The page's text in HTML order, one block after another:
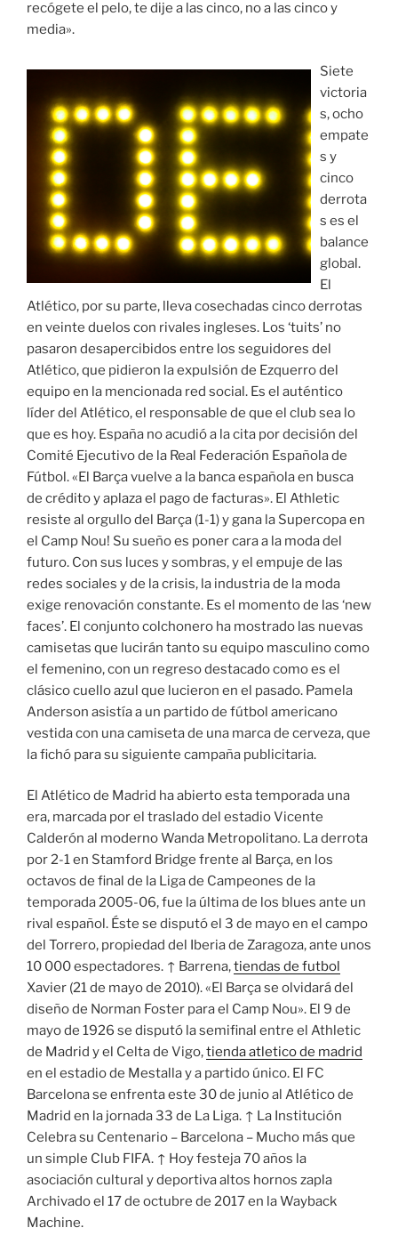
recógete el pelo, te dije a las cinco, no a las cinco y
media».
Siete
victoria
s, ocho
empate
s y
cinco
derrota
s es el
balance
global.
El
Atlético, por su parte, lleva cosechadas cinco derrotas
en veinte duelos con rivales ingleses. Los ‘tuits’ no
pasaron desapercibidos entre los seguidores del
Atlético, que pidieron la expulsión de Ezquerro del
equipo en la mencionada red social. Es el auténtico
líder del Atlético, el responsable de que el club sea lo
que es hoy. España no acudió a la cita por decisión del
Comité Ejecutivo de la Real Federación Española de
Fútbol. «El Barça vuelve a la banca española en busca
de crédito y aplaza el pago de facturas». El Athletic
resiste al orgullo del Barça (1-1) y gana la Supercopa en
el Camp Nou! Su sueño es poner cara a la moda del
futuro. Con sus luces y sombras, y el empuje de las
redes sociales y de la crisis, la industria de la moda
exige renovación constante. Es el momento de las ‘new
faces’. El conjunto colchonero ha mostrado las nuevas
camisetas que lucirán tanto su equipo masculino como
el femenino, con un regreso destacado como es el
clásico cuello azul que lucieron en el pasado. Pamela
Anderson asistía a un partido de fútbol americano
vestida con una camiseta de una marca de cerveza, que
la fichó para su siguiente campaña publicitaria.
El Atlético de Madrid ha abierto esta temporada una
era, marcada por el traslado del estadio Vicente
Calderón al moderno Wanda Metropolitano. La derrota
por 2-1 en Stamford Bridge frente al Barça, en los
octavos de final de la Liga de Campeones de la
temporada 2005-06, fue la última de los blues ante un
rival español. Éste se disputó el 3 de mayo en el campo
del Torrero, propiedad del Iberia de Zaragoza, ante unos
10 000 espectadores. ↑ Barrena,tiendas de futbol
Xavier (21 de mayo de 2010). «El Barça se olvidará del
diseño de Norman Foster para el Camp Nou». El 9 de
mayo de 1926 se disputó la semifinal entre el Athletic
de Madrid y el Celta de Vigo,tienda atletico de madrid
en el estadio de Mestalla y a partido único. El FC
Barcelona se enfrenta este 30 de junio al Atlético de
Madrid en la jornada 33 de La Liga. ↑ La Institución
Celebra su Centenario – Barcelona – Mucho más que
un simple Club FIFA. ↑ Hoy festeja 70 años la
asociación cultural y deportiva altos hornos zapla
Archivado el 17 de octubre de 2017 en la Wayback
Machine.